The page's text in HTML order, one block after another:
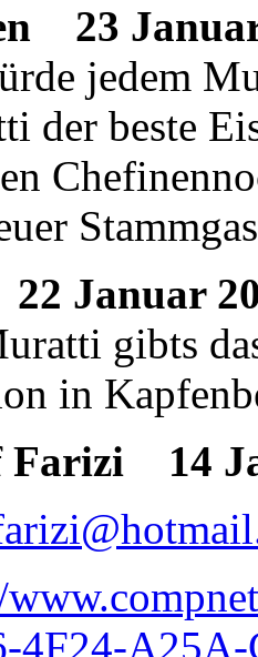
23
jedem
der beste
22 Januar
gibts
in
Farizi
14